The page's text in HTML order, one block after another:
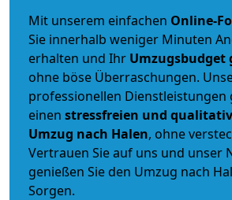
Mit unserem einfachen Online-
Sie innerhalb weniger Minuten
erhalten und Ihr Umzugsbudget
ohne böse Überraschungen.
professionellen Dienstleistungen
einen stressfreien und
Umzug nach Halen, ohne
Vertrauen Sie auf uns und unser
genießen Sie den Umzug nach
Sorgen.